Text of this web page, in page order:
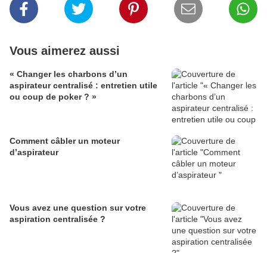
Vous aimerez aussi
« Changer les charbons d’un
aspirateur centralisé : entretien utile
ou coup de poker ? »
Comment câbler un moteur
d’aspirateur
Vous avez une question sur votre
aspiration centralisée ?